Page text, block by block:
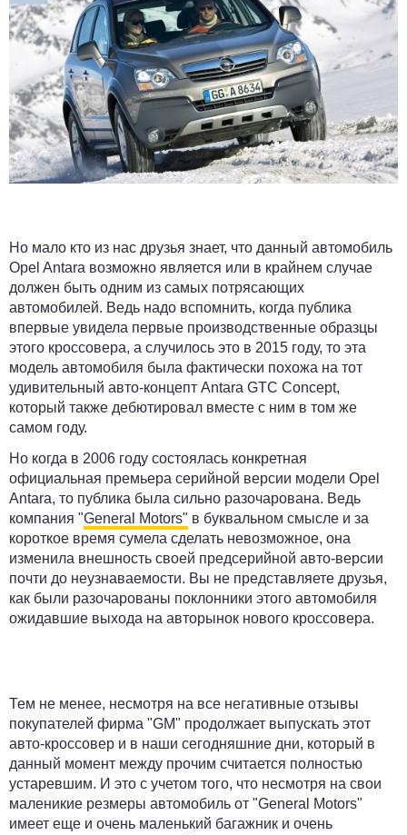
Но мало кто из нас друзья знает, что данный автомобиль
Opel Antara возможно является или в крайнем случае
должен быть одним из самых потрясающих
автомобилей. Ведь надо вспомнить, когда публика
впервые увидела первые производственные образцы
этого кроссовера, а случилось это в 2015 году, то эта
модель автомобиля была фактически похожа на тот
удивительный авто-концепт Antara GTC Concept,
который также дебютировал вместе с ним в том же
самом году.
Но когда в 2006 году состоялась конкретная
официальная премьера серийной версии модели Opel
Antara, то публика была сильно разочарована. Ведь
компания "General Motors" в буквальном смысле и за
короткое время сумела сделать невозможное, она
изменила внешность своей предсерийной авто-версии
почти до неузнаваемости. Вы не представляете друзья,
как были разочарованы поклонники этого автомобиля
ожидавшие выхода на авторынок нового кроссовера.
Тем не менее, несмотря на все негативные отзывы
покупателей фирма "GM" продолжает выпускать этот
авто-кроссовер и в наши сегодняшние дни, который в
данный момент между прочим считается полностью
устаревшим. И это с учетом того, что несмотря на свои
маленикие резмеры автомобиль от "General Motors"
имеет еще и очень маленький багажник и очень